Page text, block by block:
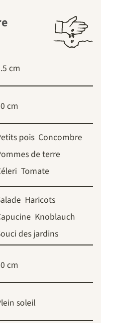
cm
cm
pois Concombre
de terre
Tomate
Haricots
Knoblauch
des jardins
cm
soleil